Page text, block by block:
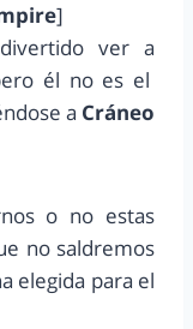
]
ver a
él no es el
a Cráneo
o no estas
no saldremos
elegida para el